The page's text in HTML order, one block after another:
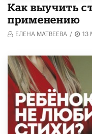
Как выучить
применению
ЕЛЕНА МАТВЕЕВА / 13